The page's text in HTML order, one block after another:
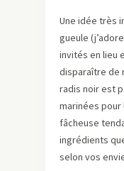
Une idée très
gueule
invités en lieu
disparaître de
radis noir est
marinées pour
fâcheuse
ingrédients
selon vos